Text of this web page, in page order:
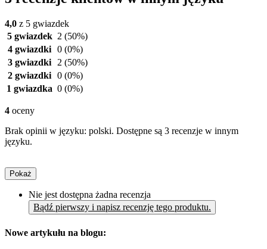
4,0 z 5 gwiazdek
5 gwiazdek 2 (50%)
4 gwiazdki 0 (0%)
3 gwiazdki
2 (50%)
2 gwiazdki 0 (0%)
1 gwiazdka 0 (0%)
4 oceny
Brak opinii w języku: polski. Dostępne są 3 recenzje w innym
języku.
Pokaż
Nie jest dostępna żadna recenzja
Bądź pierwszy i napisz recenzję tego produktu.
Nowe artykułu na blogu: